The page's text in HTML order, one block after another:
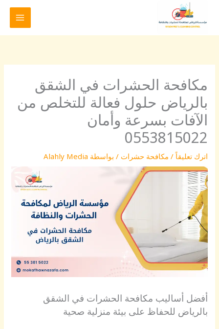
المحتوى
مكافحة الحشرات في الشقق
بالرياض حلول فعالة للتخلص من
الآفات بسرعة وأمان
0553815022
اترك تعليقاً / مكافحة حشرات / بواسطة Alahly Media
أفضل أساليب مكافحة الحشرات في الشقق
بالرياض للحفاظ على بيئة منزلية صحية